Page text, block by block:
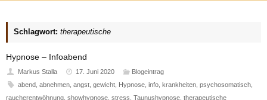
Schlagwort: therapeutische
Hypnose – Infoabend
Markus Stalla 17. Juni 2020
Blogeintrag
abend, abnehmen, angst, gewicht, Hypnose, info, krankheiten, psychosomatisch,
raucherentwöhnung showhypnose stress Taunushypnose therapeutische